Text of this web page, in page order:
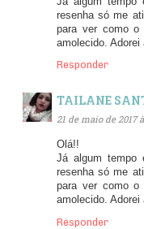
resenha só me
para ver como o
amolecido. Adorei
Responder
TAILANE
21 de maio de 2017
Olá!!
Já algum tempo
resenha só me
para ver como o
amolecido. Adorei
Responder